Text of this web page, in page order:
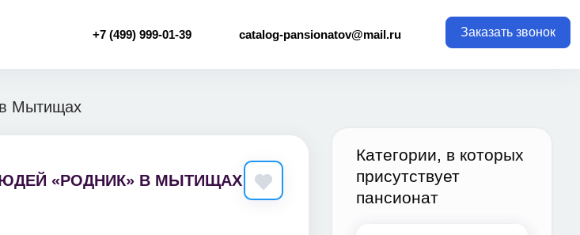
+7 (499) 999-01-39 catalog-pansionatov@mail.ru Заказать звонок
Мытищах
«РОДНИК» В МЫТИЩАХ
Категории, в которых
присутствует
пансионат